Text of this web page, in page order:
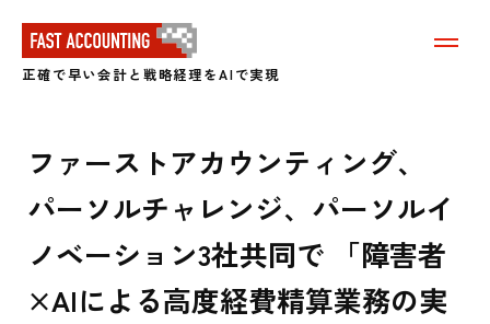
正確で早い会計と戦略経理をAIで実現
メ
る
ファーストアカウンティング、
パーソルチャレンジ、パーソルイ
ノベーション3社共同で 「障害者
×AIによる高度経費精算業務の実